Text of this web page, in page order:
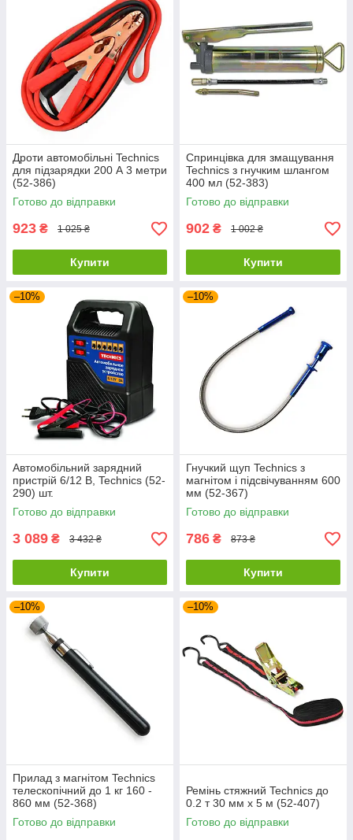
Дроти автомобільні Technics
для підзарядки 200 А 3 метри
(52-386)
Готово до відправки
923 ₴ 1 025 ₴
Купити
Спринцівка для змащування
Technics з гнучким шлангом
400 мл (52-383)
Готово до відправки
902 ₴ 1 002 ₴
Купити
–10%
Автомобільний зарядний
пристрій 6/12 В, Technics (52-
290) шт.
Готово до відправки
3 089 ₴ 3 432 ₴
Купити
–10%
Гнучкий щуп Technics з
магнітом і підсвічуванням 600
мм (52-367)
Готово до відправки
786 ₴ 873 ₴
Купити
–10%
Прилад з магнітом Technics
телескопічний до 1 кг 160 -
860 мм (52-368)
Готово до відправки
–10%
Ремінь стяжний Technics до
0.2 т 30 мм х 5 м (52-407)
Готово до відправки